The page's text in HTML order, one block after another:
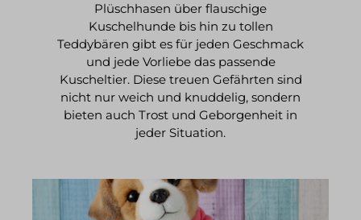
Plüschhasen über flauschige
Kuschelhunde bis hin zu tollen
Teddybären gibt es für jeden Geschmack
und jede Vorliebe das passende
Kuscheltier. Diese treuen Gefährten sind
nicht nur weich und knuddelig, sondern
bieten auch Trost und Geborgenheit in
jeder Situation.